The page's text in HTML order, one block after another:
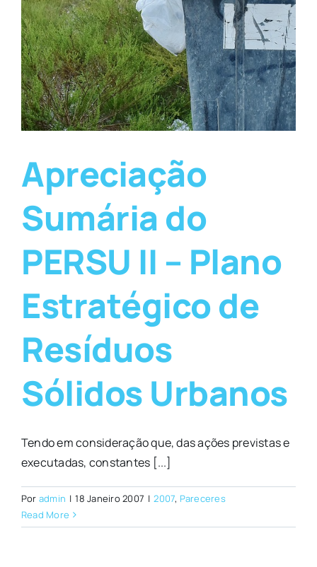
Apreciação
Sumária do
PERSU II – Plano
Estratégico de
Resíduos
Sólidos Urbanos
Tendo em consideração que, das ações previstas e
executadas, constantes [...]
Por admin | 18 Janeiro 2007 | 2007, Pareceres
Read More